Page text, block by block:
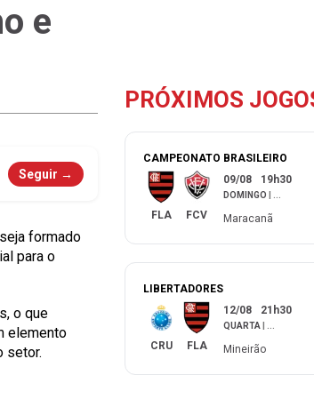
e
Seguir →
formado
para o
o que
elemento
setor.
PRÓXIMOS
CAMPEONATO BRASILEIRO
FLA FCV
09/08 19h30
DOMINGO
Maracanã
LIBERTADORES
CRU FLA
12/08 21h30
QUARTA
Mineirão